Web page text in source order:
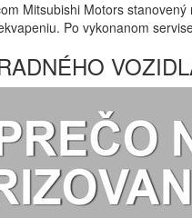
Mitsubishi Motors
Po vykonanom